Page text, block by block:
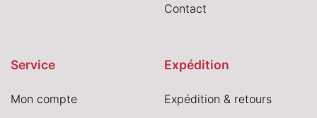
Contact
Service
Mon compte
Expédition
Expédition & retours